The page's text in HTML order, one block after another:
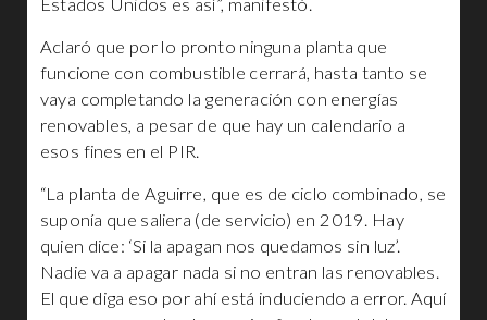
Estados Unidos es así”, manifestó.
Aclaró que por lo pronto ninguna planta que
funcione con combustible cerrará, hasta tanto se
vaya completando la generación con energías
renovables, a pesar de que hay un calendario a
esos fines en el PIR.
“La planta de Aguirre, que es de ciclo combinado, se
suponía que saliera (de servicio) en 2019. Hay
quien dice: ‘Si la apagan nos quedamos sin luz’.
Nadie va a apagar nada si no entran las renovables.
El que diga eso por ahí está induciendo a error. Aquí